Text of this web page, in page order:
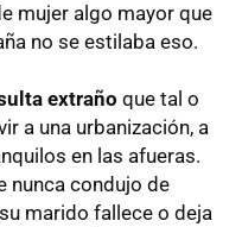
mujer algo mayor que
no se estilaba eso.
extraño que tal o
a una urbanización, a
en las afueras.
nunca condujo de
marido fallece o deja